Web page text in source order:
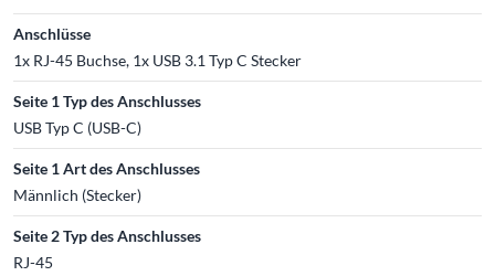
Anschlüsse
1x RJ-45 Buchse, 1x USB 3.1 Typ C Stecker
Seite 1 Typ des Anschlusses
USB Typ C (USB-C)
Seite 1 Art des Anschlusses
Männlich (Stecker)
Seite 2 Typ des Anschlusses
RJ-45